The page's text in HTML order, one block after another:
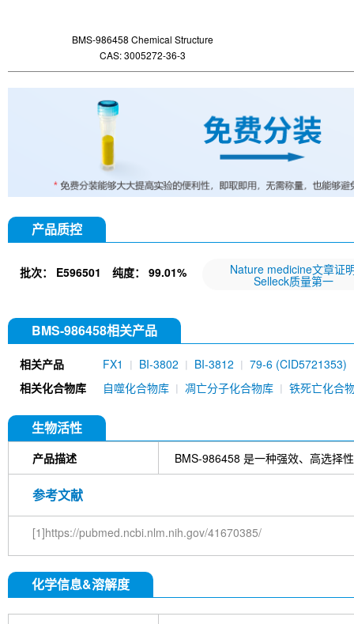
BMS-986458 Chemical Structure
CAS: 3005272-36-3
产品质控
批次： E596501 纯度： 99.01% Nature medicine文章证
Selleck质量第一
BMS-986458相关产品
相关产品 FX1 BI-3802 BI-3812
79-6 (CID5721353)
相关化合物库
自噬化合物库 凋亡分子化合物库 铁死亡化合
生物活性
产品描述 BMS-986458 是一种强效、高选择
参考文献
[1]https://pubmed.ncbi.nlm.nih.gov/41670385/
化学信息&溶解度